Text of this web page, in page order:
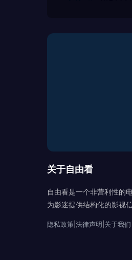
关于自由看
自由看是一个非营利性的
为影迷提供结构化的影视
隐私政策 法律声明 关于我们